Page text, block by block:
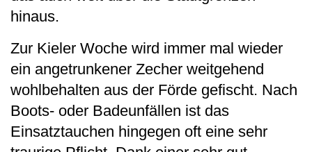
hinaus.
Zur Kieler Woche wird immer mal wieder
ein angetrunkener Zecher weitgehend
wohlbehalten aus der Förde gefischt. Nach
Boots- oder Badeunfällen ist das
Einsatztauchen hingegen oft eine sehr